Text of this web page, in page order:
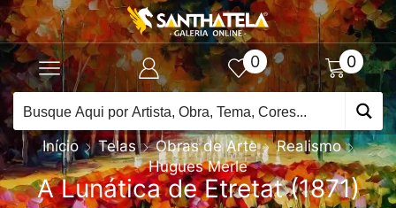
0 0
Início Telas Obras de Arte
Realismo
Hugues Merle
A Lunática de Etretat (1871)